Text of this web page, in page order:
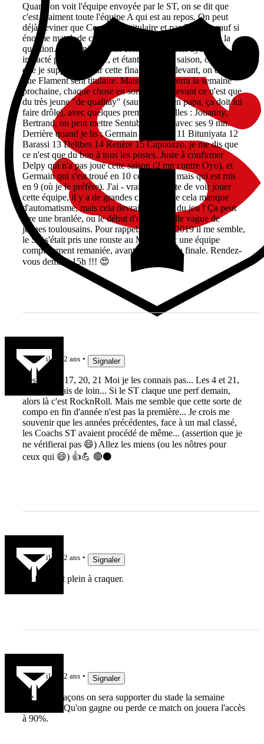
Quand on voit l'équipe envoyée par le ST, on se dit que
c'est vraiment toute l'équipe A qui est au repos. On peut
déjà deviner que Costes sera titulaire et pas Barassi, sauf si
énorme match de ce dernier pour ceux qui se posaient la
question. Le dernier match contre le Leinster ayant été
impacté par sa blessure, et étant donné sa saison, c'est ce
que je supposais pour cette finale. Pareil devant, on devine
que Flament sera titulaire. Mais bon, on verra la semaine
prochaine, chaque chose en son temps. Devant ce n'est que
du très jeune "de qualitay" (sauf Arnold en papa, ça doit lui
faire drôle), avec quelques premières feuilles : Jouanny,
Bertrand, on peut mettre Sentubery aussi avec ses 9 mn.
Derrière quand je lis : Germain 10 Delpy 11 Bituniyata 12
Barassi 13 Delibes 14 Retière 15 Capuozzo, je me dis que
ce n'est que du bon à tous les postes. Juste à confirmer
Delpy qui n'a pas joué cette saison (2 mn contre Oyo), et
Germain qui s'est troué en 10 cette année mais qui est mis
en 9 (où je le préfère). J'ai - vraiment - hâte de voir jouer
cette équipe, il y a de grandes chances que cela manque
d'automatisme, mais cela devrait envoyer du jeu ! Ça peut
être une branlée, ou le début d'une nouvelle vague de
jeunes toulousains. Pour rappel, en 2018/2019 il me semble,
le ST s'était pris une rouste au MHR avec une équipe
complètement remaniée, avant de gagner la finale. Rendez-
vous demain 15h !!! 😍
il y a 2 ans Signaler
Les 1, 10 , 17, 20, 21 Moi je les connais pas... Les 4 et 21,
je les connais de loin... Si le ST claque une perf demain,
alors là c'est RocknRoll. Mais me semble que cette sorte de
compo en fin d'année n'est pas la première... Je crois me
souvenir que les années précédentes, face à un mal classé,
les Coachs ST avaient procédé de même... (assertion que je
ne vérifierai pas 😄) Allez les miens (ou les nôtres pour
ceux qui 😄) 👍💪 🔴⚫
il y a 2 ans Signaler
Le frigo est plein à craquer.
il y a 2 ans Signaler
De toutes façons on sera supporter du stade la semaine
prochaine. Qu'on gagne ou perde ce match on jouera l'accès
à 90%.